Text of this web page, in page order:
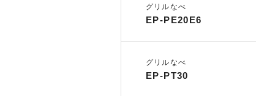
グリルなべ
EP-PE20E6
グリルなべ
EP-PT30